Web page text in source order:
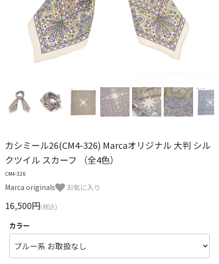
カシミール26(CM4-326) Marcaオリジナル 大判 シル
クツイル スカーフ （全4色）
CM4-326
Marca originals お気に入り
16,500円(税込)
カラー